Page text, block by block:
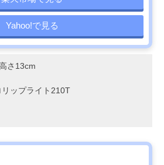
Yahoo!で見る
さ13cm
リップライト210T